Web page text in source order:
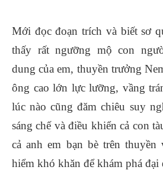
Mới đọc đoạn trích và biết sơ
thấy rất ngưỡng mộ con
dung của em, thuyền trưởng
ông cao lớn lực lưỡng, vầng
lúc nào cũng đăm chiêu suy
sáng chế và điều khiển cả con
cả anh em bạn bè trên
hiểm khó khăn để khám phá